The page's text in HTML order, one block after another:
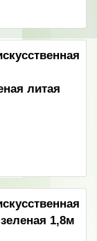
литая
1,8м